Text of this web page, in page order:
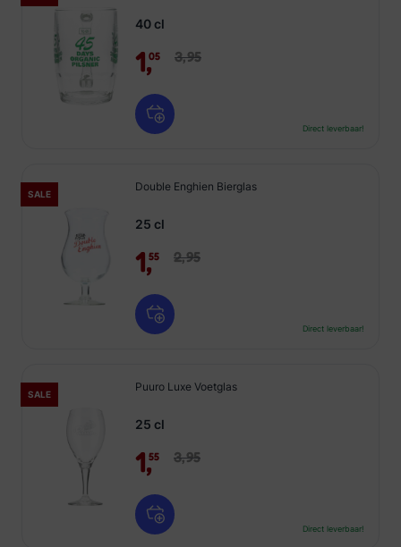
40 cl
1,05 3,95
Direct leverbaar!
SALE
Double Enghien Bierglas
25 cl
1,55 2,95
Direct leverbaar!
SALE
Puuro Luxe Voetglas
25 cl
1,55 3,95
Direct leverbaar!